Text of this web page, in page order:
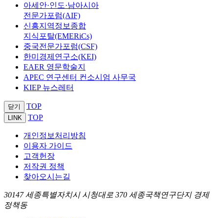
아세안·인도·남아시아
전문가포럼(AIF)
신흥지역정보종합
지식포탈(EMERiCs)
중국전문가포럼(CSF)
한미경제연구소(KEI)
EAER 영문학술지
APEC 연구센터 컨소시엄 사무국
KIEP 뉴스레터
닫기 TOP
LINK TOP
개인정보처리방침
이용자 가이드
고객헌장
저작권 정책
찾아오시는길
30147 세종특별자치시 시청대로 370 세종국책연구단지 경제
정책동